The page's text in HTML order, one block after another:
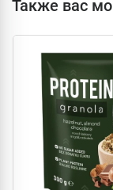
Также вас